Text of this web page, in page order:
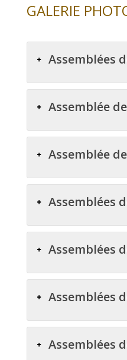
GALERIE
Assemblées
Assemblée
Assemblée
Assemblées
Assemblées
Assemblées
Assemblées